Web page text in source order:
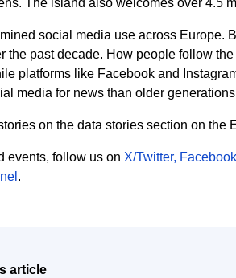
The island also welcomes over 4.5
social media use across Europe.
the past decade. How people follow
platforms like Facebook and
media for news than older
on the data stories section on
events, follow us on X/Twitter, Facebook
.
article